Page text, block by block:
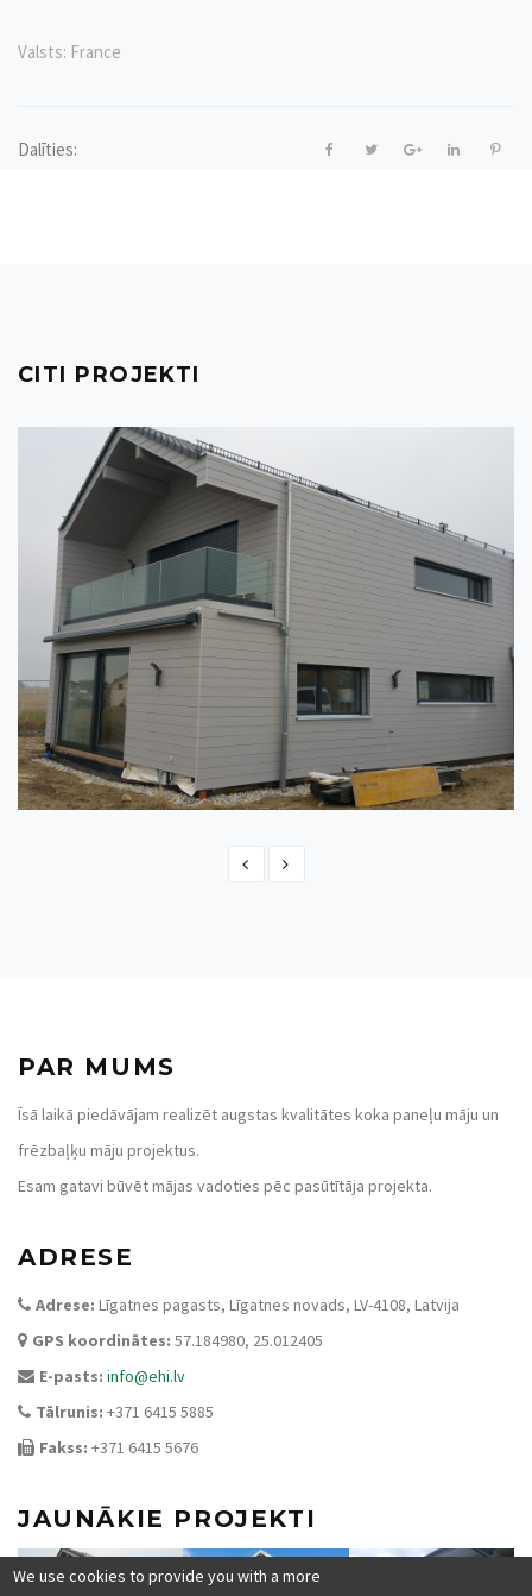
Valsts: France
Dalīties:
CITI PROJEKTI
ŠVEICE - MONTBRELLOZ
PAR MUMS
Īsā laikā piedāvājam realizēt augstas kvalitātes koka paneļu māju un
frēzbaļķu māju projektus.
Esam gatavi būvēt mājas vadoties pēc pasūtītāja projekta.
ADRESE
Adrese: Līgatnes pagasts, Līgatnes novads, LV-4108, Latvija
GPS koordinātes: 57.184980, 25.012405
E-pasts: info@ehi.lv
Tālrunis: +371 6415 5885
Fakss: +371 6415 5676
JAUNĀKIE PROJEKTI
We use cookies to provide you with a more